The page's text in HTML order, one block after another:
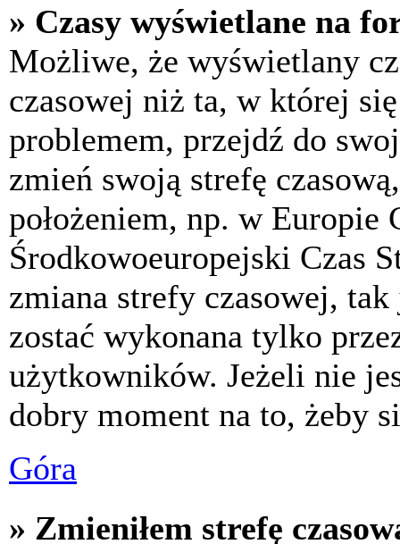
» Czasy wyświetlane na
Możliwe, że wyświetlany
czasowej niż ta, w której
problemem, przejdź do
zmień swoją strefę
położeniem, np. w Europie
Środkowoeuropejski Czas
zmiana strefy czasowej,
zostać wykonana tylko
użytkowników. Jeżeli nie
dobry moment na to, żeby
Góra
» Zmieniłem strefę